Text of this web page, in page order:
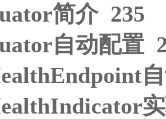
简介 235
自动配置